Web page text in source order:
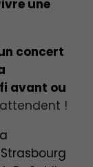
une
concert
avant ou
!